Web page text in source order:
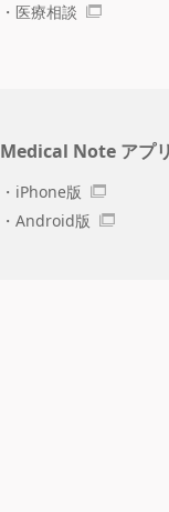
医療相談
Medical Note アプリ
iPhone版
Android版